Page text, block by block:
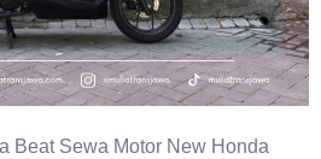
Beat Sewa Motor New Honda